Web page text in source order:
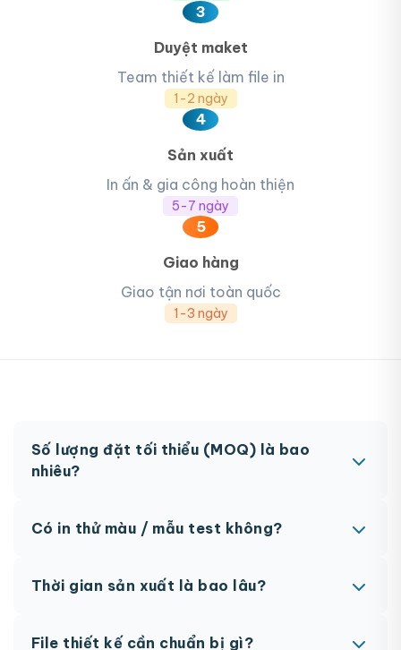
3
Duyệt maket
Team thiết kế làm file in
1-2 ngày
4
Sản xuất
In ấn & gia công hoàn thiện
5-7 ngày
5
Giao hàng
Giao tận nơi toàn quốc
1-3 ngày
Số lượng đặt tối thiểu (MOQ) là bao
nhiêu?
đặc biệt có thể có MOQ khác nhau.
Có in thử màu / mẫu test không?
trà. Chi phí in thử sẽ được tính vào đơn hàng
Thời gian sản xuất là bao lâu?
File thiết kế cần chuẩn bị gì?